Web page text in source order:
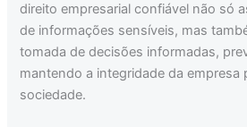
direito empresarial confiável não só
de informações sensíveis, mas
tomada de decisões informadas,
mantendo a integridade da empresa
sociedade.